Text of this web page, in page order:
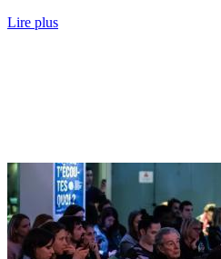
Lire plus